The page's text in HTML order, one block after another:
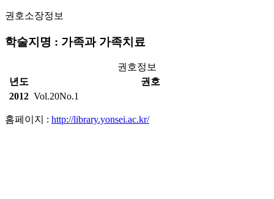
권호소장정보
학술지명 : 가족과 가족치료
권호정보
년도
권호
2012 Vol.20No.1
홈페이지 : http://library.yonsei.ac.kr/